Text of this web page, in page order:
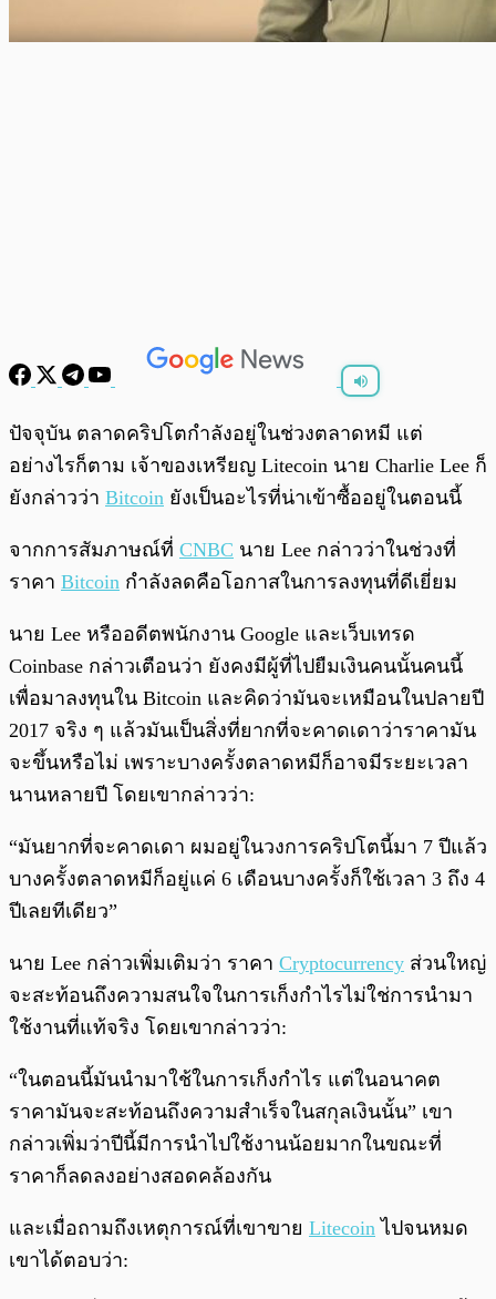
0:00 0:00
ปัจจุบัน ตลาดคริปโตกำลังอยู่ในช่วงตลาดหมี แต่
อย่างไรก็ตาม เจ้าของเหรียญ Litecoin นาย Charlie Lee ก็
ยังกล่าวว่า Bitcoin ยังเป็นอะไรที่น่าเข้าซื้ออยู่ในตอนนี้
จากการสัมภาษณ์ที่ CNBC นาย Lee กล่าวว่าในช่วงที่
ราคา Bitcoin กำลังลดคือโอกาสในการลงทุนที่ดีเยี่ยม
นาย Lee หรืออดีตพนักงาน Google และเว็บเทรด
Coinbase กล่าวเตือนว่า ยังคงมีผู้ที่ไปยืมเงินคนนั้นคนนี้
เพื่อมาลงทุนใน Bitcoin และคิดว่ามันจะเหมือนในปลายปี
2017 จริง ๆ แล้วมันเป็นสิ่งที่ยากที่จะคาดเดาว่าราคามัน
จะขึ้นหรือไม่ เพราะบางครั้งตลาดหมีก็อาจมีระยะเวลา
นานหลายปี โดยเขากล่าวว่า:
“มันยากที่จะคาดเดา ผมอยู่ในวงการคริปโตนี้มา 7 ปีแล้ว
บางครั้งตลาดหมีก็อยู่แค่ 6 เดือนบางครั้งก็ใช้เวลา 3 ถึง 4
ปีเลยทีเดียว”
นาย Lee กล่าวเพิ่มเติมว่า ราคา Cryptocurrency ส่วนใหญ่
จะสะท้อนถึงความสนใจในการเก็งกำไรไม่ใช่การนำมา
ใช้งานที่แท้จริง โดยเขากล่าวว่า:
“ในตอนนี้มันนำมาใช้ในการเก็งกำไร แต่ในอนาคต
ราคามันจะสะท้อนถึงความสำเร็จในสกุลเงินนั้น” เขา
กล่าวเพิ่มว่าปีนี้มีการนำไปใช้งานน้อยมากในขณะที่
ราคาก็ลดลงอย่างสอดคล้องกัน
และเมื่อถามถึงเหตุการณ์ที่เขาขาย Litecoin ไปจนหมด
เขาได้ตอบว่า: